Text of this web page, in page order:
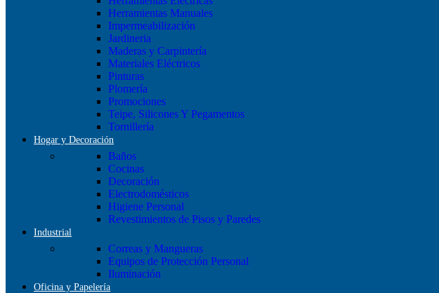
Herramientas Manuales
Impermeabilización
Jardineria
Maderas y Carpintería
Materiales Eléctricos
Pinturas
Plomería
Promociones
Teipe, Silicones Y Pegamentos
Tornillería
Hogar y Decoración
Baños
Cocinas
Decoración
Electrodomésticos
Higiene Personal
Revestimientos de Pisos y Paredes
Industrial
Correas y Mangueras
Equipos de Protección Personal
Iluminación
Oficina y Papelería